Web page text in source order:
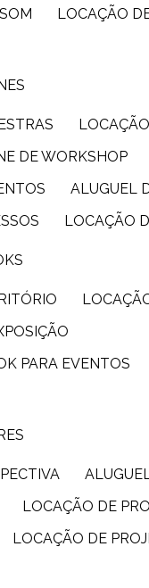
LOCAÇÃO
DE WORKSHOP
LOCAÇÃO
PARA EVENTOS
LOCAÇÃO DE
LOCAÇÃO DE